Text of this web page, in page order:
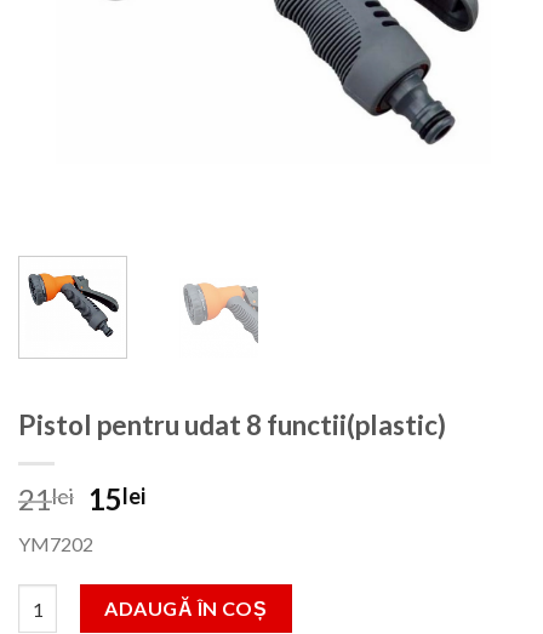
Pistol pentru udat 8 functii(plastic)
21lei
Prețul
a
fost:
21lei.
15leiPrețul
15lei.
YM7202
Cantitate Pistol pentru udat 8 functii(plastic)
ADAUGĂ ÎN COȘ